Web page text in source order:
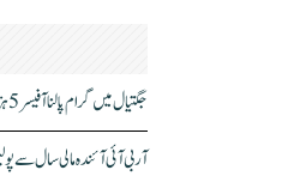
جگتیال میں گرام پالنا آفیسر 5 ہزار روپے رشوت لیتے ہوئے گرفتار
آر بی آئی آئندہ مالی سال سے